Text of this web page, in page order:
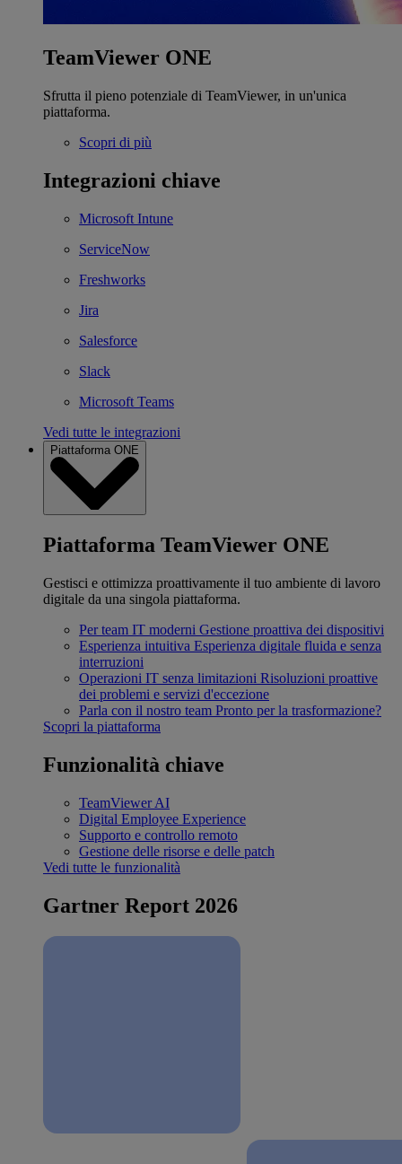
TeamViewer ONE
Sfrutta il pieno potenziale di TeamViewer, in un'unica
piattaforma.
Scopri di più
Integrazioni chiave
Microsoft Intune
ServiceNow
Freshworks
Jira
Salesforce
Slack
Microsoft Teams
Vedi tutte le integrazioni
Piattaforma ONE
Piattaforma TeamViewer ONE
Gestisci e ottimizza proattivamente il tuo ambiente di lavoro
digitale da una singola piattaforma.
Per team IT moderni Gestione proattiva dei dispositivi
Esperienza intuitiva Esperienza digitale fluida e senza
interruzioni
Operazioni IT senza limitazioni Risoluzioni proattive
dei problemi e servizi d'eccezione
Parla con il nostro team Pronto per la trasformazione?
Scopri la piattaforma
Funzionalità chiave
TeamViewer AI
Digital Employee Experience
Supporto e controllo remoto
Gestione delle risorse e delle patch
Vedi tutte le funzionalità
Gartner Report 2026